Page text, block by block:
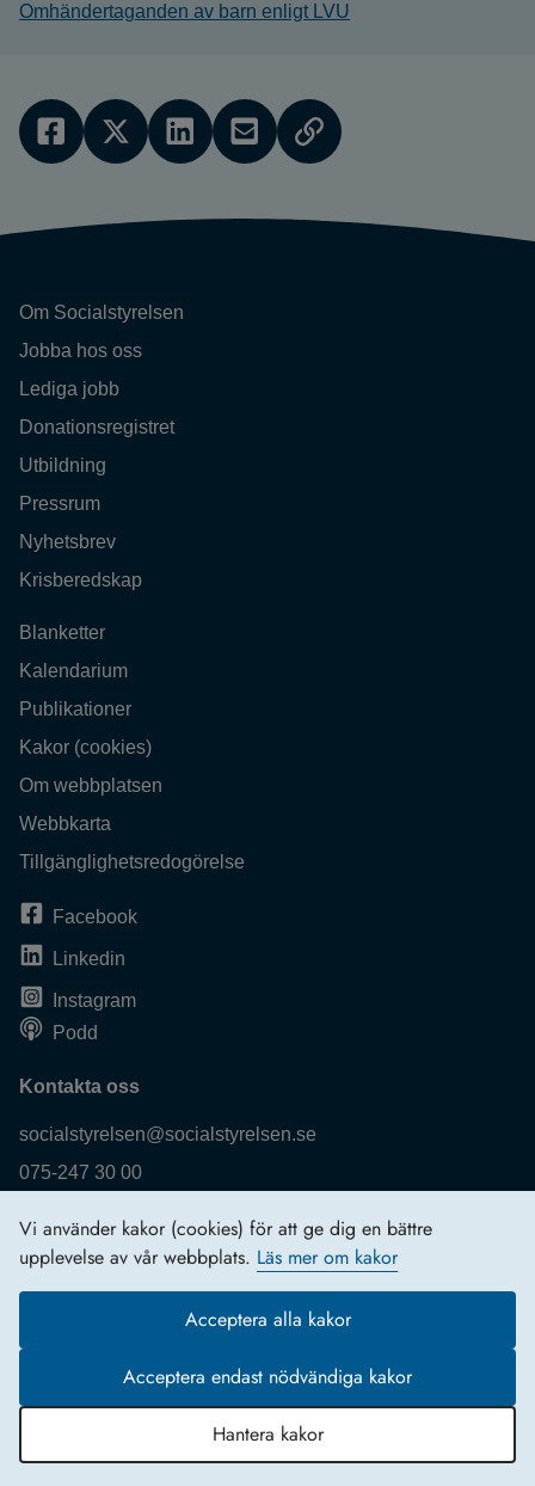
Vi använder kakor (cookies) för att ge dig en bättre
upplevelse av vår webbplats. Läs mer om kakor
Acceptera alla kakor
Acceptera endast nödvändiga kakor
Hantera kakor
Omhändertaganden av barn enligt LVU
Om Socialstyrelsen
Jobba hos oss
Lediga jobb
Donationsregistret
Utbildning
Pressrum
Nyhetsbrev
Krisberedskap
Blanketter
Kalendarium
Publikationer
Kakor (cookies)
Om webbplatsen
Webbkarta
Tillgänglighetsredogörelse
Facebook
Linkedin
Instagram
Podd
Kontakta oss
socialstyrelsen@socialstyrelsen.se
075-247 30 00
Logga in
Behandling av personuppgifter